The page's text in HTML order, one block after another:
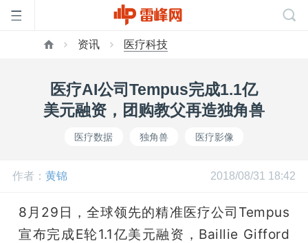
页
峰
网
资讯 医疗科技
医疗AI公司Tempus完成1.1亿
美元融资，团购教父再造独角兽
医疗数据 独角兽 医疗影像
作者： 黄锦 2018/08/31 18:42
8月29日，全球领先的精准医疗公司Tempus
宣布完成E轮1.1亿美元融资，Baillie Gifford